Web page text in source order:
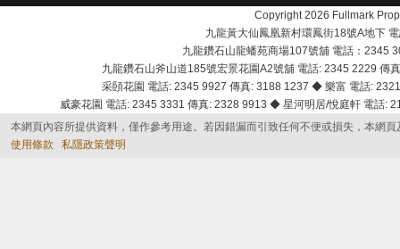
Copyright 2026 Fullmark
九龍黃大仙鳳凰新村環鳳街18號A地下
九龍鑽石山龍蟠苑商場107號舖 電話：2345
九龍鑽石山斧山道185號宏景花園A2號舖 電話: 2345 2229
采頣花園 電話: 2345 9927 傳真: 3188 1237 ◆ 樂富 電話:
威豪花園 電話: 2345 3331 傳真: 2328 9913 ◆ 星河明居/悅庭軒 電話
本網頁內容所提供資料，僅作參考用途。若因錯漏而引致任何不便或損失，本網
使用條款
私隱政策聲明